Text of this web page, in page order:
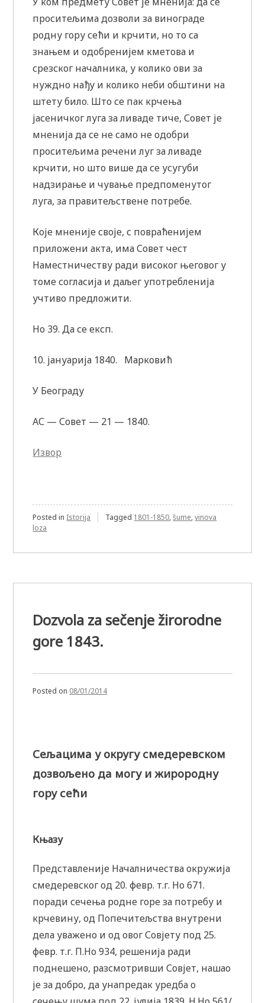
проситељима дозволи за винограде
родну гору сећи и крчити, но то са
знањем и одобренијем кметова и
срезског началника, у колико ови за
нуждно нађу и колико неби обштини на
штету било. Што се пак крчења
јасеничког луга за ливаде тиче, Совет је
мненија да се не само не одобри
проситељима речени луг за ливаде
крчити, но што више да се усугуби
надзирање и чување предпоменутог
луга, за правитељствене потребе.
Које мненије своје, с повраћенијем
приложени акта, има Совет чест
Наместничеству ради високог његовог у
томе согласија и даљег употребленија
учтиво предложити.
Но 39. Да се експ.
10. јануарија 1840. Марковић
У Београду
АС — Совет — 21 — 1840.
Извор
Posted in Istorija Tagged 1801-1850,šume,vinova
loza
Dozvola za sečenje žirorodne
gore 1843.
Posted on 08/01/2014
Сељацима у округу смедеревском
дозвољено да могу и жирородну
гору сећи
Књазу
Представленије Началничества окружија
смедеревског од 20. февр. т.г. Но 671.
поради сечења родне горе за потребу и
крчевину, од Попечитељства внутрени
дела уважено и од овог Совјету под 25.
февр. т.г. П.Но 934, решенија ради
поднешено, разсмотривши Совјет, нашао
је за добро, да унапредак уредба о